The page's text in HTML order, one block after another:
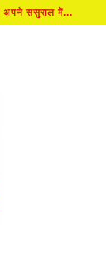
अपने ससुराल में...